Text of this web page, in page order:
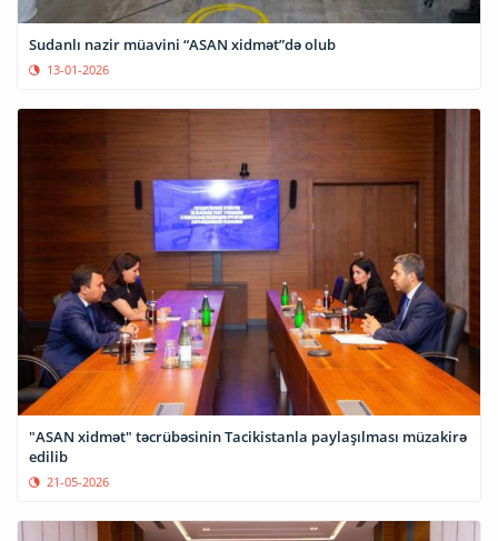
Sudanlı nazir müavini “ASAN xidmət”də olub
13-01-2026
"ASAN xidmət" təcrübəsinin Tacikistanla paylaşılması müzakirə
edilib
21-05-2026